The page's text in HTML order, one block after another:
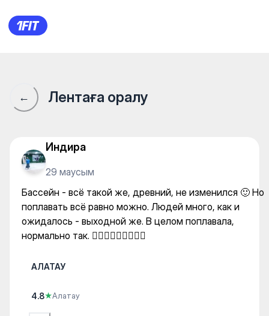
АЛАТАУ — Gym
← Лентаға оралу
Индира
29 маусым
Бассейн - всё такой же, древний, не изменился 🙂 Но
поплавать всё равно можно. Людей много, как и
ожидалось - выходной же. В целом поплавала,
нормально так. 🏊🏼‍♀️🏊🏼‍♀️🏊🏼‍♀️
АЛАТАУ
4.8★Алатау